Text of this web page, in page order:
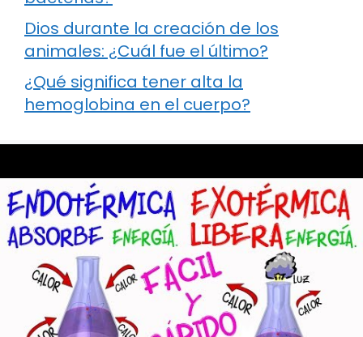
Dios durante la creación de los
animales: ¿Cuál fue el último?
¿Qué significa tener alta la
hemoglobina en el cuerpo?